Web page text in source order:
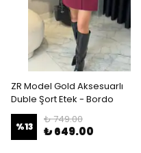
ZR Model Gold Aksesuarlı
Duble Şort Etek - Bordo
%13
₺ 749.00
₺ 649.00